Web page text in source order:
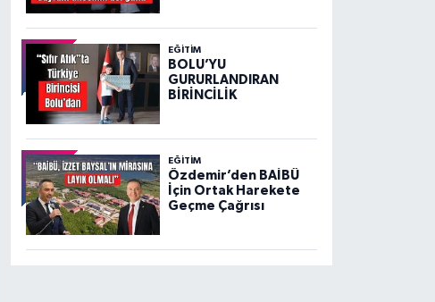
EĞITIM
BOLU’YU
GURURLANDIRAN
BİRİNCİLİK
EĞITIM
Özdemir’den BAİBÜ
İçin Ortak Harekete
Geçme Çağrısı